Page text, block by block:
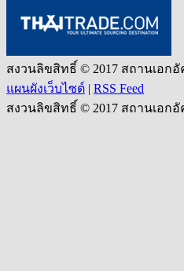
สงวนลิขสิทธิ์ © 2017 สถานเอก
แผนผังเว็บไซต์ | RSS Feed
สงวนลิขสิทธิ์ © 2017 สถานเอก